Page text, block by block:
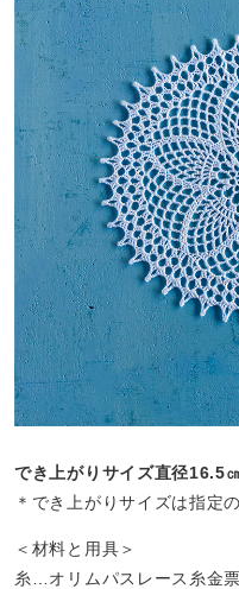
でき上がりサイズ直径16.5
＊でき上がりサイズは指定
＜材料と用具＞
糸…オリムパスレース糸金